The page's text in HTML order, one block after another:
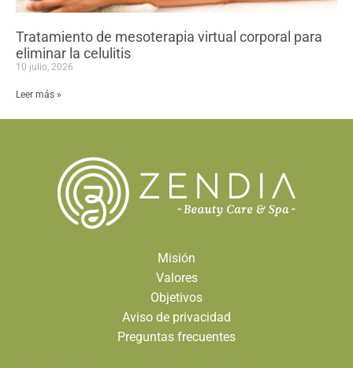
Tratamiento de mesoterapia virtual corporal para
eliminar la celulitis
10 julio, 2026
Leer más »
Misión
Valores
Objetivos
Aviso de privacidad
Preguntas frecuentes